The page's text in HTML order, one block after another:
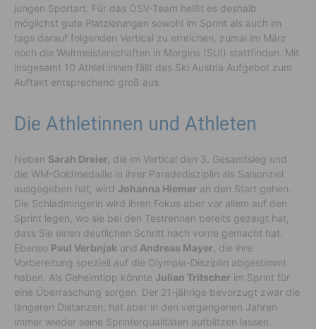
jungen Sportart. Für das ÖSV-Team heißt es deshalb
möglichst gute Platzierungen sowohl im Sprint als auch im
tags darauf folgenden Vertical zu erreichen, zumal im März
noch die Weltmeisterschaften in Morgins (SUI) stattfinden. Mit
insgesamt 10 Athlet:innen fällt das Ski Austria Aufgebot zum
Auftakt entsprechend groß aus.
Die Athletinnen und Athleten
Neben Sarah Dreier, die im Vertical den 3. Gesamtsieg und
die WM-Goldmedaille in ihrer Paradedisziplin als Saisonziel
ausgegeben hat, wird Johanna Hiemer an den Start gehen.
Die Schladmingerin wird ihren Fokus aber vor allem auf den
Sprint legen, wo sie bei den Testrennen bereits gezeigt hat,
dass Sie einen deutlichen Schritt nach vorne gemacht hat.
Ebenso Paul Verbnjak und Andreas Mayer , die ihre
Vorbereitung speziell auf die Olympia-Disziplin abgestimmt
haben. Als Geheimtipp könnte Julian Tritscher im Sprint für
eine Überraschung sorgen. Der 21-jährige bevorzugt zwar die
längeren Distanzen, hat aber in den vergangenen Jahren
immer wieder seine Sprinterqualitäten aufblitzen lassen.